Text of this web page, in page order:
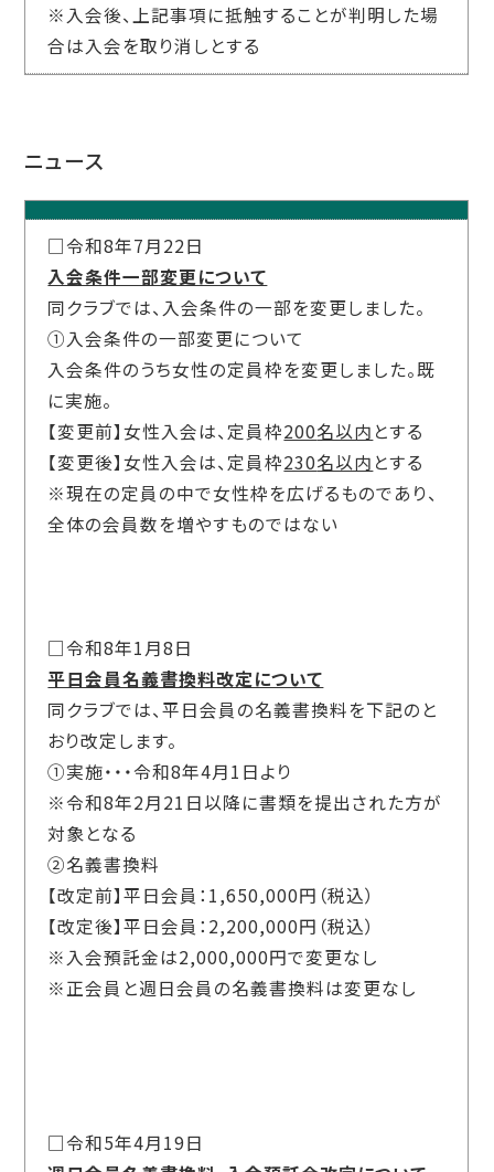
※入会後、上記事項に抵触することが判明した場
合は入会を取り消しとする
ニュース
□令和8年7月22日
入会条件一部変更について
同クラブでは、入会条件の一部を変更しました。
①入会条件の一部変更について
入会条件のうち女性の定員枠を変更しました。既
に実施。
【変更前】女性入会は、定員枠200名以内 とする
【変更後】女性入会は、定員枠230名以内 とする
※現在の定員の中で女性枠を広げるものであり、
全体の会員数を増やすものではない
□令和8年1月8日
平日会員名義書換料改定について
同クラブでは、平日会員の名義書換料を下記のと
おり改定します。
①実施・・・令和8年4月1 日より
※令和8年2月21 日以降に書類を提出された方が
対象となる
②名義書換料
【改定前】平日会員： 1,650,000円（税込）
【改定後】平日会員： 2,200,000円（税込）
※入会預託金は2,000,000円で変更なし
※正会員と週日会員の名義書換料は変更なし
□令和5年4月19日